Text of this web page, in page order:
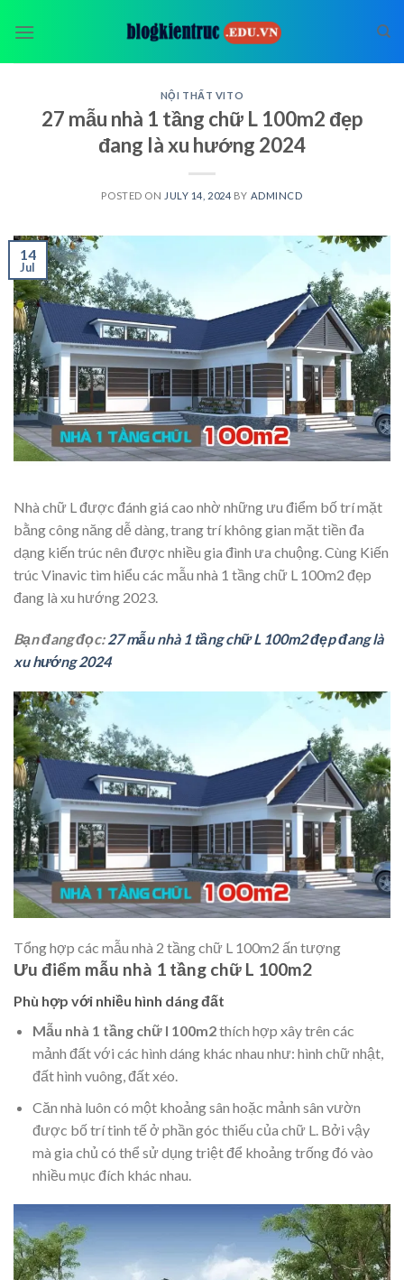
NỘI THẤT VITO
27 mẫu nhà 1 tầng chữ L 100m2 đẹp
đang là xu hướng 2024
POSTED ON JULY 14, 2024 BY ADMINCD
14
Jul
Nhà chữ L được đánh giá cao nhờ những ưu điểm bố trí mặt
bằng công năng dễ dàng, trang trí không gian mặt tiền đa
dạng kiến trúc nên được nhiều gia đình ưa chuộng. Cùng Kiến
trúc Vinavic tìm hiểu các mẫu nhà 1 tầng chữ L 100m2 đẹp
đang là xu hướng 2023.
Bạn đang đọc:27 mẫu nhà 1 tầng chữ L 100m2 đẹp đang là
xu hướng 2024
Tổng hợp các mẫu nhà 2 tầng chữ L 100m2 ấn tượng
Ưu điểm mẫu nhà 1 tầng chữ L 100m2
Phù hợp với nhiều hình dáng đất
Mẫu nhà 1 tầng chữ l 100m2thích hợp xây trên các
mảnh đất với các hình dáng khác nhau như: hình chữ nhật,
đất hình vuông, đất xéo.
Căn nhà luôn có một khoảng sân hoặc mảnh sân vườn
được bố trí tinh tế ở phần góc thiếu của chữ L. Bởi vậy
mà gia chủ có thể sử dụng triệt để khoảng trống đó vào
nhiều mục đích khác nhau.